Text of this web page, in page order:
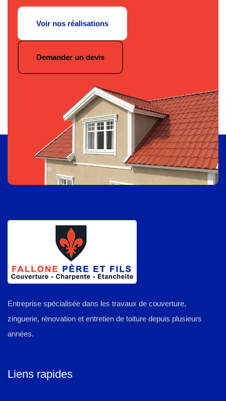
Voir nos réalisations
Demander un devis
Entreprise spécialisée dans les travaux de couverture,
zinguerie, rénovation et entretien de toiture depuis plusieurs
années.
Liens rapides